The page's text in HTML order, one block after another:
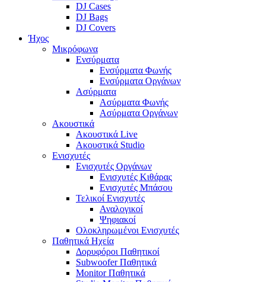
DJ Cases
DJ Bags
DJ Covers
Ήχος
Μικρόφωνα
Ενσύρματα
Ενσύρματα Φωνής
Ενσύρματα Οργάνων
Ασύρματα
Ασύρματα Φωνής
Ασύρματα Οργάνων
Ακουστικά
Ακουστικά Live
Ακουστικά Studio
Ενισχυτές
Ενισχυτές Οργάνων
Ενισχυτές Κιθάρας
Ενισχυτές Μπάσου
Τελικοί Ενισχυτές
Αναλογικοί
Ψηφιακοί
Ολοκληρωμένοι Ενισχυτές
Παθητικά Ηχεία
Δορυφόροι Παθητικοί
Subwoofer Παθητικά
Monitor Παθητικά